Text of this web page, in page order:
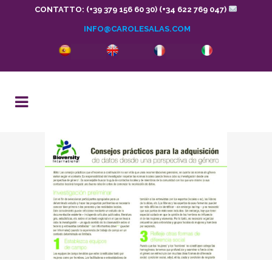
CONTATTO: (+39 379 156 60 30) (+34 622 769 047)
INFO@CAROLESALAS.COM